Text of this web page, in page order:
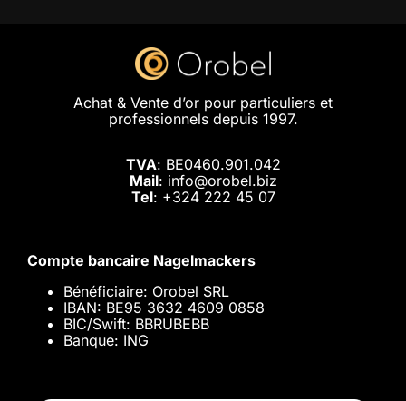
Achat & Vente d’or pour particuliers et
professionnels depuis 1997.
TVA: BE0460.901.042
Mail: info@orobel.biz
Tel: +324 222 45 07
Compte bancaire Nagelmackers
Bénéficiaire: Orobel SRL
IBAN: BE95 3632 4609 0858
BIC/Swift: BBRUBEBB
Banque: ING